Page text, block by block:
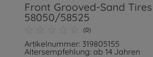
Front Grooved-Sand
58050/58525
(0)
Artikelnummer: 319805155
Altersempfehlung: ab 14 Jahren